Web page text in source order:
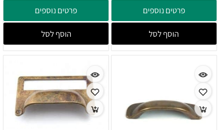
פרטים נוספים
הוסף לסל
פרטים נוספים
הוסף לסל